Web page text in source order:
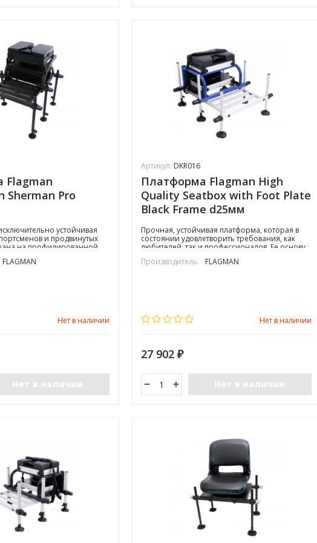
Flagman
Sherman Pro
устойчивая
и продвинутых
на профилированной
держателем комля.
FLAGMAN
Нет в наличии
Нет в наличии
Артикул: DKR016
Платформа Flagman High
Quality Seatbox with Foot Plate
Black Frame d25мм
Прочная, устойчивая платформа, которая в
состоянии удовлетворить требования, как
любителей, так и профессионалов. Ее основу
алюминиевых труб. К ней крепятся основной
Производитель: FLAGMAN
Нет в наличии
27 902 ₽
Нет в наличии